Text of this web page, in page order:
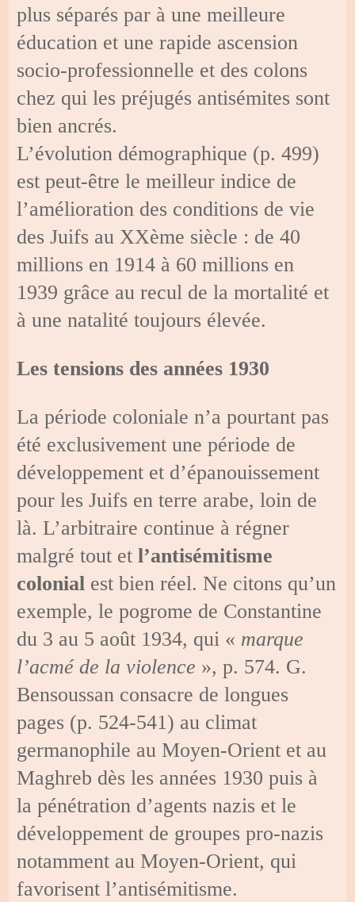
plus séparés par à une meilleure
éducation et une rapide ascension
socio-professionnelle et des colons
chez qui les préjugés antisémites sont
bien ancrés.
L’évolution démographique (p. 499)
est peut-être le meilleur indice de
l’amélioration des conditions de vie
des Juifs au XXème siècle : de 40
millions en 1914 à 60 millions en
1939 grâce au recul de la mortalité et
à une natalité toujours élevée.
Les tensions des années 1930
La période coloniale n’a pourtant pas
été exclusivement une période de
développement et d’épanouissement
pour les Juifs en terre arabe, loin de
là. L’arbitraire continue à régner
malgré tout et l’antisémitisme
colonial est bien réel. Ne citons qu’un
exemple, le pogrome de Constantine
du 3 au 5 août 1934, qui « marque
l’acmé de la violence », p. 574. G.
Bensoussan consacre de longues
pages (p. 524-541) au climat
germanophile au Moyen-Orient et au
Maghreb dès les années 1930 puis à
la pénétration d’agents nazis et le
développement de groupes pro-nazis
notamment au Moyen-Orient, qui
favorisent l’antisémitisme.